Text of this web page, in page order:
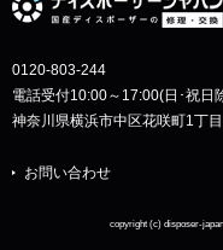
0120-803-244
電話受付10:00～17:00(日･祝日
神奈川県横浜市中区花咲町1丁
お問い合わせ
copyright (c) disposer-